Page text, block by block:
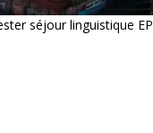
séjour linguistique EP